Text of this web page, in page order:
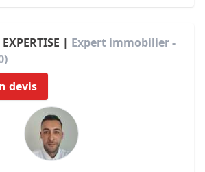
| Expert immobilier -
devis